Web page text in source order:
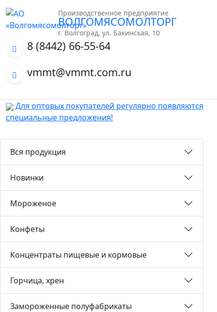
Производственное предприятие
ВОЛГОМЯСОМОЛТОРГ
г. Волгоград, ул. Бакинская, 10
8 (8442) 66-55-64
vmmt@vmmt.com.ru
Для оптовых покупателей регулярно появляются
специальные предложения!
Вся продукция
Новинки
Мороженое
Конфеты
Концентраты пищевые и кормовые
Горчица, хрен
Замороженные полуфабрикаты